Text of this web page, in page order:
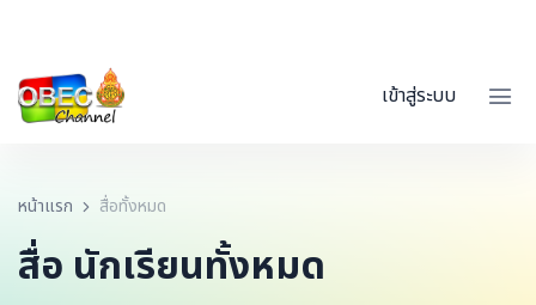
เข้าสู่ระบบ
หน้าแรก สื่อทั้งหมด
สื่อ นักเรียนทั้งหมด